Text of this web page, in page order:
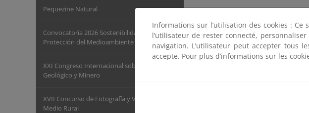
Pequezine Natural
Convocatoria 2026 Sostenibilidad y
Protección del Medioambiente
XXI Congreso Internacional sobre Patrimonio
Geológico y Minero
XVII Concurso de Fotografía y Vídeo del
Medio Rural
Informations sur l’utilisation des cookies :
l’utilisateur de rester connecté,
navigation. L’utilisateur peut accepter tous
accepte. Pour plus d’informations sur les